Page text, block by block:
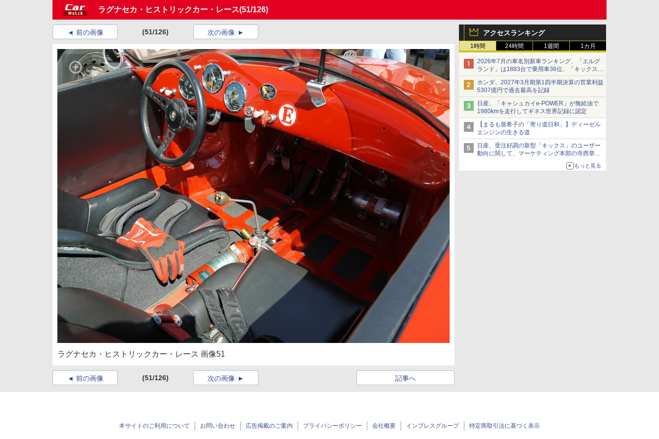
ラグナセカ・ヒストリックカー・レース(51/126)
アクセスランキング
1時間 24時間 1週間 1カ月
2026年7月の車名別新車ランキング、「エルグ
ランド」は1883台で乗用車36位、「キックス」
は2591台で27位に
ホンダ、2027年3月期第1四半期決算の営業利益
5307億円で過去最高を記録
日産、「キャシュカイe-POWER」が無給油で
1980kmを走行してギネス世界記録に認定
【まるも亜希子の「寄り道日和」】ディーゼル
エンジンの生きる道
日産、受注好調の新型「キックス」のユーザー
動向に関して、マーケティング本部の寺西章氏
もっと見る
前の画像 (51/126) 次の画像
ラグナセカ・ヒストリックカー・レース 画像51
前の画像 (51/126) 記事へ
次の画像
本サイトのご利用について お問い合わせ 広告掲載のご案内 プライバシーポリシー 会社概要 インプレスグループ 特定商取引法に基づく表示